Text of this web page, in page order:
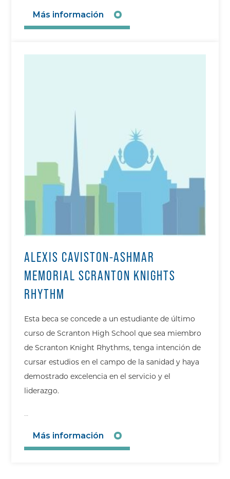
Más información
ALEXIS CAVISTON-ASHMAR
MEMORIAL SCRANTON KNIGHTS
RHYTHM
Esta beca se concede a un estudiante de último
curso de Scranton High School que sea miembro
de Scranton Knight Rhythms, tenga intención de
cursar estudios en el campo de la sanidad y haya
demostrado excelencia en el servicio y el
liderazgo.
…
Más información